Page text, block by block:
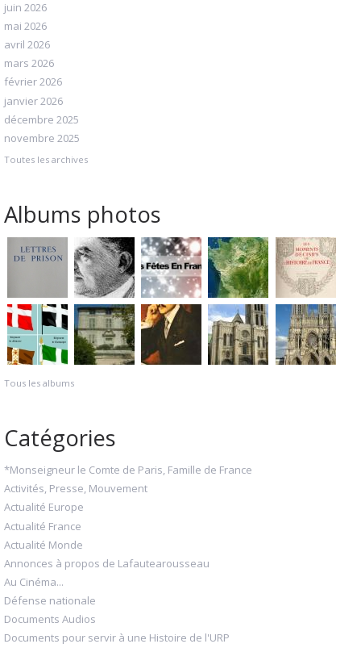
juin 2026
mai 2026
avril 2026
mars 2026
février 2026
janvier 2026
décembre 2025
novembre 2025
Toutes les archives
Albums photos
Tous les albums
Catégories
*Monseigneur le Comte de Paris, Famille de France
Activités, Presse, Mouvement
Actualité Europe
Actualité France
Actualité Monde
Annonces à propos de Lafautearousseau
Au Cinéma...
Défense nationale
Documents Audios
Documents pour servir à une Histoire de l'URP